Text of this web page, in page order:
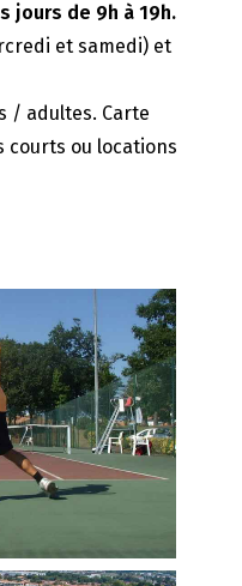
jours de 9h à 19h.
et samedi) et
/ adultes. Carte
courts ou locations